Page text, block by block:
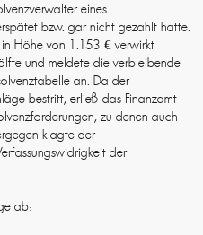
eines
bzw. gar nicht gezahlt hatte.
Höhe von 1.153 € verwirkt
und meldete die verbleibende
an. Da der
bestritt, erließ das Finanzamt
zu denen auch
klagte der
der
ab: